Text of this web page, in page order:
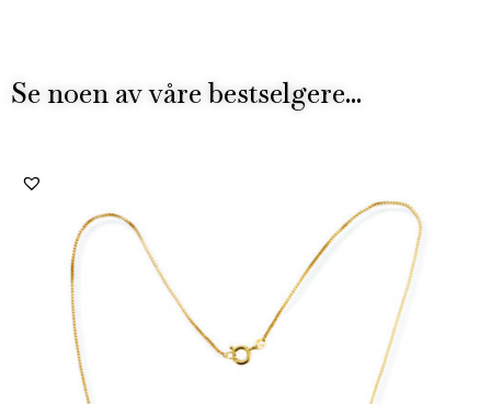
Se noen av våre bestselgere...